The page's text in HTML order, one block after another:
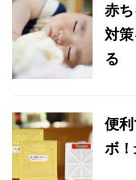
赤
対
る
便
ボ！